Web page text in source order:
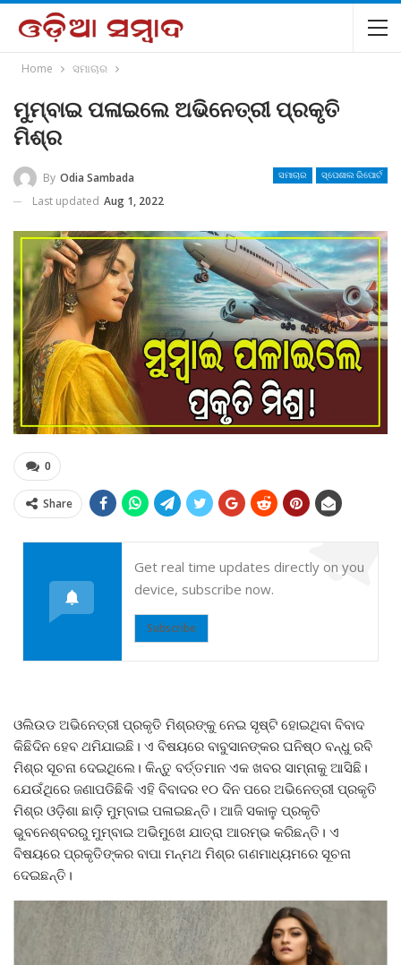
Home ସମାଚାର
ମୁମ୍ବାଇ ପଳାଇଲେ ଅଭିନେତ୍ରୀ ପ୍ରକୃତି
ମିଶ୍ର
ସମାଚାର ସ୍ପେଶାଲ ରିପୋର୍ଟ
By Odia Sambada
Last updated Aug 1, 2022
0
Share
Get real time updates directly on you
device, subscribe now.
Subscribe
ଓଲିଉଡ ଅଭିନେତ୍ରୀ ପ୍ରକୃତି ମିଶ୍ରଙ୍କୁ ନେଇ ସୃଷ୍ଟି ହୋଇଥିବା ବିବାଦ
କିଛିଦିନ ହେବ ଥମିଯାଇଛି। ଏ ବିଷୟରେ ବାବୁସାନଙ୍କର ଘନିଷ୍ଠ ବନ୍ଧୁ ରବି
ମିଶ୍ର ସୂଚନା ଦେଇଥିଲେ। କିନ୍ତୁ ବର୍ତ୍ତମାନ ଏକ ଖବର ସାମ୍ନାକୁ ଆସିଛି।
ଯେଉଁଥିରେ ଜଣାପଡିଛିକି ଏହି ବିବାଦର ୧୦ ଦିନ ପରେ ଅଭିନେତ୍ରୀ ପ୍ରକୃତି
ମିଶ୍ର ଓଡ଼ିଶା ଛାଡ଼ି ମୁମ୍ବାଇ ପଳାଇଛନ୍ତି। ଆଜି ସକାଳୁ ପ୍ରକୃତି
ଭୁବନେଶ୍ବରରୁ ମୁମ୍ବାଇ ଅଭିମୁଖେ ଯାତ୍ରା ଆରମ୍ଭ କରିଛନ୍ତି। ଏ
ବିଷୟରେ ପ୍ରକୃତିଙ୍କର ବାପା ମନ୍ମଥ ମିଶ୍ର ଗଣମାଧ୍ୟମରେ ସୂଚନା
ଦେଇଛନ୍ତି।